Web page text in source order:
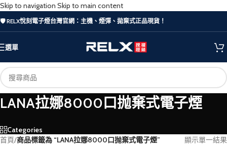
Skip to navigation Skip to main content
🛡️ RELX悅刻電子煙台灣官網：主機、煙彈、拋棄式正品現貨！
選單
LANA拉娜8000口抛棄式電子煙
Categories
首頁/商品標籤為 “LANA拉娜8000口抛棄式電子煙” 顯示單一結果